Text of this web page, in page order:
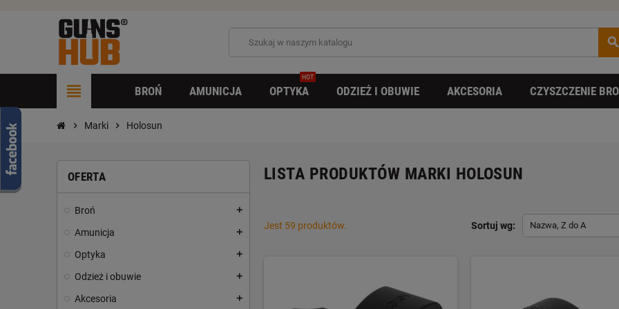
search
view_headline BROŃ AMUNICJA OPTYKA
HOT
ODZIEŻ I OBUWIE AKCESORIA CZYSZCZENIE
chevron_right Marki chevron_right Holosun
OFERTA
Broń add
Amunicja add
Optyka add
Odzież i obuwie add
Akcesoria add
LISTA PRODUKTÓW MARKI HOLOSUN
Sortuj wg: Nazwa, Z do A
Jest 59 produktów.